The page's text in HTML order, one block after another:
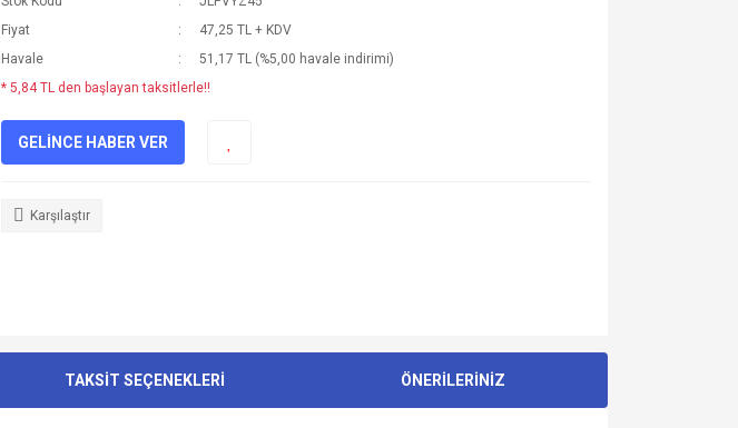
Fiyat
47,25 TL + KDV
Havale
51,17 TL (%5,00 havale indirimi)
* 5,84 TL den başlayan taksitlerle!!
GELİNCE HABER VER
Karşılaştır
TAKSİT SEÇENEKLERİ ÖNERİLERİNİZ